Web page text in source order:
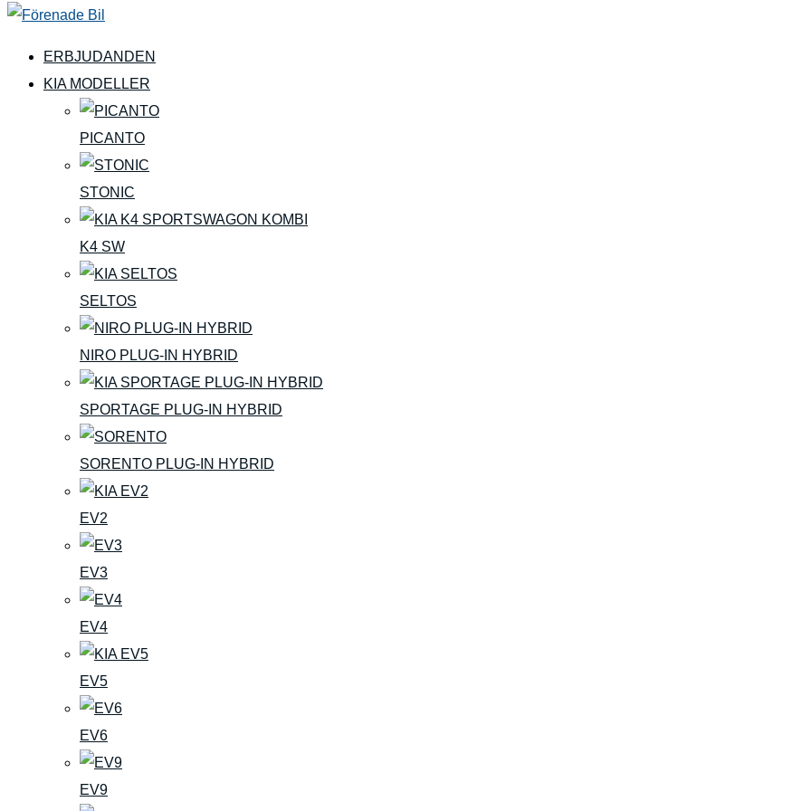
ERBJUDANDEN
KIA MODELLER
PICANTO
STONIC
K4 SW
SELTOS
NIRO PLUG-IN HYBRID
SPORTAGE PLUG-IN HYBRID
SORENTO PLUG-IN HYBRID
EV2
EV3
EV4
EV5
EV6
EV9